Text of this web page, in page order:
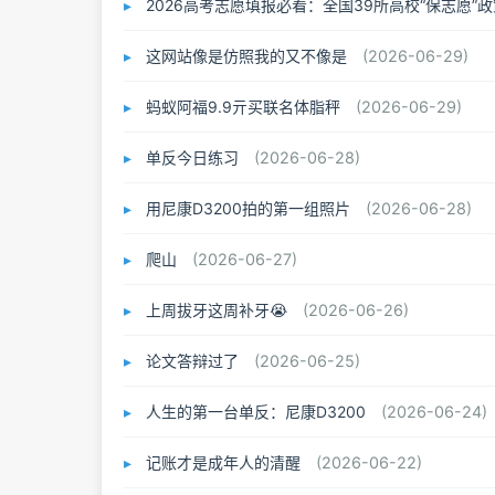
2026高考志愿填报必看：全国39所高校“保志愿”
这网站像是仿照我的又不像是 (2026-06-29)
蚂蚁阿福9.9亓买联名体脂秤 (2026-06-29)
单反今日练习 (2026-06-28)
用尼康D3200拍的第一组照片 (2026-06-28)
爬山 (2026-06-27)
上周拔牙这周补牙😭 (2026-06-26)
论文答辩过了 (2026-06-25)
人生的第一台单反：尼康D3200 (2026-06-24)
记账才是成年人的清醒 (2026-06-22)